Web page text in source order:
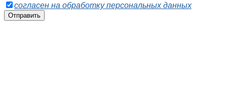
согласен на обработку персональных данных
Отправить